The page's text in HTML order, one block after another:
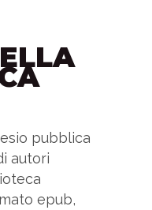
pubblica
autori
epub,